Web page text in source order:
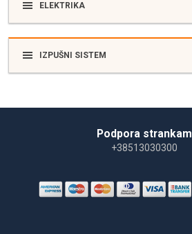
ELEKTRIKA
IZPUŠNI SISTEM
Podpora strankam
+38513030300